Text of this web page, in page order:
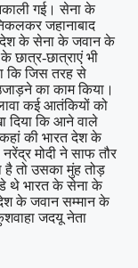
गई। सेना के
जहानाबाद
देश के सेना के जवान के
छात्र-छात्राएं भी
कि जिस तरह से
का काम किया।
कई आतंकियों को
दिया कि आने वाले
की भारत देश के
मोदी ने साफ तौर
तो उसका मुंह तोड़
थे भारत के सेना के
देश के जवान सम्मान के
जदयू नेता